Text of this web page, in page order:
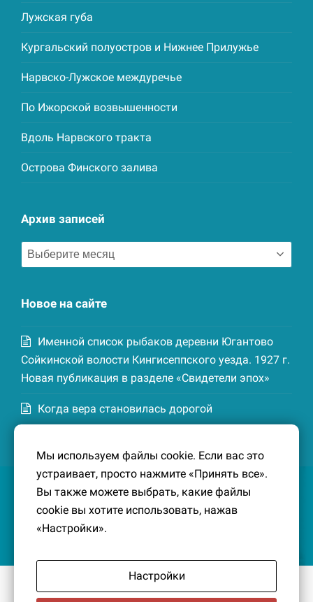
Лужская губа
Кургальский полуостров и Нижнее Прилужье
Нарвско-Лужское междуречье
По Ижорской возвышенности
Вдоль Нарвского тракта
Острова Финского залива
Архив записей
Архив
записей
Новое на сайте
Именной список рыбаков деревни Югантово
Сойкинской волости Кингисеппского уезда. 1927 г.
Новая публикация в разделе «Свидетели эпох»
Когда вера становилась дорогой
Котельской волости Кингисеппского уезда. 1926-
27 гг. Новая публикация в разделе «Свидетели
эпох»
Мы используем файлы cookie. Если вас это
устраивает, просто нажмите «Принять все».
Вы также можете выбрать, какие файлы
cookie вы хотите использовать, нажав
«Настройки».
Настройки